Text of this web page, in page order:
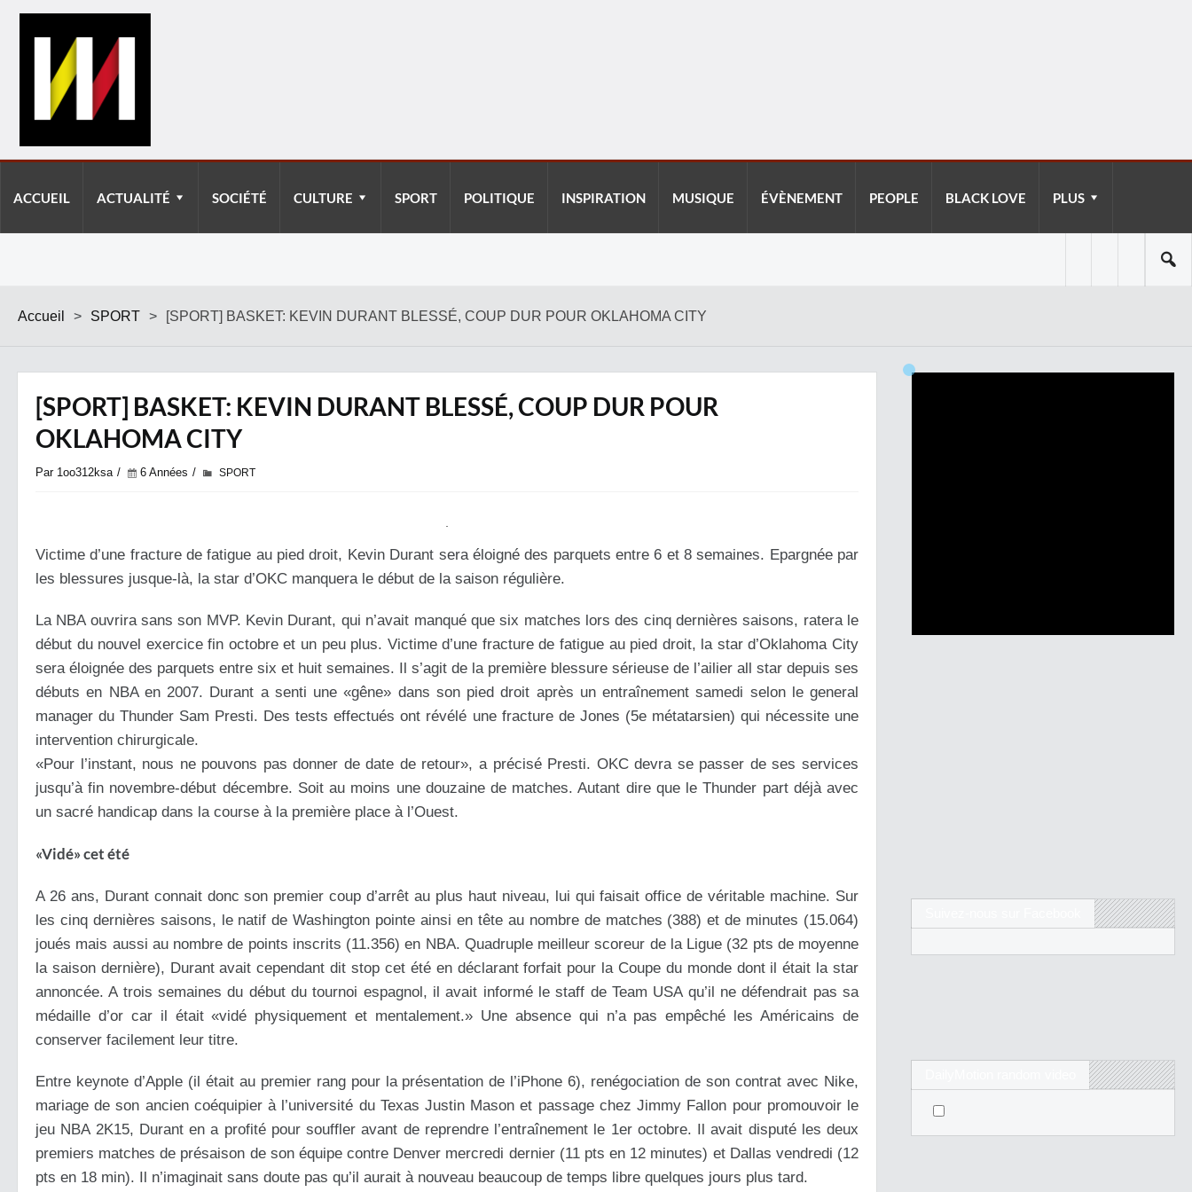
ACCUEIL ACTUALITÉ SOCIÉTÉ CULTURE SPORT POLITIQUE INSPIRATION MUSIQUE ÉVÈNEMENT PEOPLE BLACK LOVE PLUS
Accueil > SPORT > [SPORT] BASKET: KEVIN DURANT BLESSÉ, COUP DUR POUR OKLAHOMA CITY
[SPORT] BASKET: KEVIN DURANT BLESSÉ, COUP DUR POUR
OKLAHOMA CITY
Par 1oo312ksa 6 Années SPORT
Victime d’une fracture de fatigue au pied droit, Kevin Durant sera éloigné des parquets entre 6 et 8 semaines. Epargnée par
les blessures jusque-là, la star d’OKC manquera le début de la saison régulière.
La NBA ouvrira sans son MVP. Kevin Durant, qui n’avait manqué que six matches lors des cinq dernières saisons, ratera le
début du nouvel exercice fin octobre et un peu plus. Victime d’une fracture de fatigue au pied droit, la star d’Oklahoma City
sera éloignée des parquets entre six et huit semaines. Il s’agit de la première blessure sérieuse de l’ailier all star depuis ses
débuts en NBA en 2007. Durant a senti une «gêne» dans son pied droit après un entraînement samedi selon le general
manager du Thunder Sam Presti. Des tests effectués ont révélé une fracture de Jones (5e métatarsien) qui nécessite une
intervention chirurgicale.
«Pour l’instant, nous ne pouvons pas donner de date de retour», a précisé Presti. OKC devra se passer de ses services
jusqu’à fin novembre-début décembre. Soit au moins une douzaine de matches. Autant dire que le Thunder part déjà avec
un sacré handicap dans la course à la première place à l’Ouest.
«Vidé» cet été
A 26 ans, Durant connait donc son premier coup d’arrêt au plus haut niveau, lui qui faisait office de véritable machine. Sur
les cinq dernières saisons, le natif de Washington pointe ainsi en tête au nombre de matches (388) et de minutes (15.064)
joués mais aussi au nombre de points inscrits (11.356) en NBA. Quadruple meilleur scoreur de la Ligue (32 pts de moyenne
la saison dernière), Durant avait cependant dit stop cet été en déclarant forfait pour la Coupe du monde dont il était la star
annoncée. A trois semaines du début du tournoi espagnol, il avait informé le staff de Team USA qu’il ne défendrait pas sa
médaille d’or car il était «vidé physiquement et mentalement.» Une absence qui n’a pas empêché les Américains de
conserver facilement leur titre.
Entre keynote d’Apple (il était au premier rang pour la présentation de l’iPhone 6), renégociation de son contrat avec Nike,
mariage de son ancien coéquipier à l’université du Texas Justin Mason et passage chez Jimmy Fallon pour promouvoir le
jeu NBA 2K15, Durant en a profité pour souffler avant de reprendre l’entraînement le 1er octobre. Il avait disputé les deux
premiers matches de présaison de son équipe contre Denver mercredi dernier (11 pts en 12 minutes) et Dallas vendredi (12
pts en 18 min). Il n’imaginait sans doute pas qu’il aurait à nouveau beaucoup de temps libre quelques jours plus tard.